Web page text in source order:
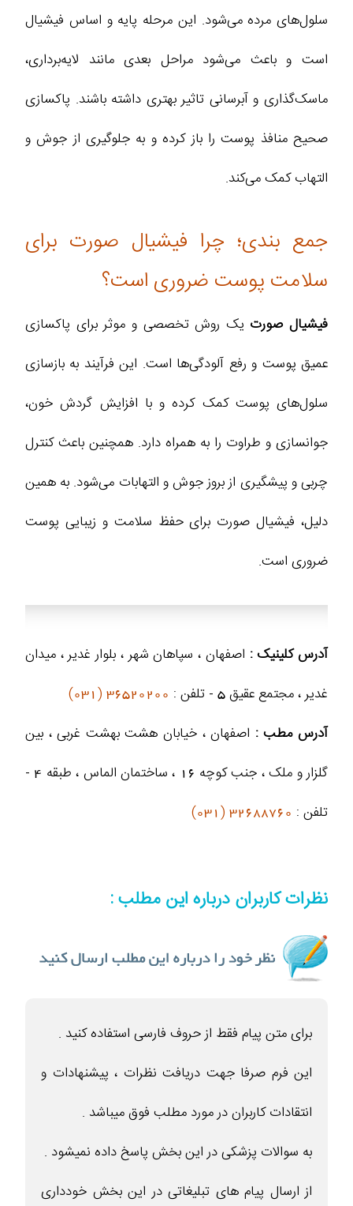
سلول‌های مرده می‌شود. این مرحله پایه و اساس فیشیال
است و باعث می‌شود مراحل بعدی مانند لایه‌برداری،
ماسک‌گذاری و آبرسانی تاثیر بهتری داشته باشند. پاکسازی
صحیح منافذ پوست را باز کرده و به جلوگیری از جوش و
التهاب کمک می‌کند.
جمع‌ بندی؛ چرا فیشیال صورت برای
سلامت پوست ضروری است؟
فیشیال صورت یک روش تخصصی و موثر برای پاکسازی
عمیق پوست و رفع آلودگی‌ها است. این فرآیند به بازسازی
سلول‌های پوست کمک کرده و با افزایش گردش خون،
جوانسازی و طراوت را به همراه دارد. همچنین باعث کنترل
چربی و پیشگیری از بروز جوش و التهابات می‌شود. به همین
دلیل، فیشیال صورت برای حفظ سلامت و زیبایی پوست
ضروری است.
آدرس کلینیک : اصفهان ، سپاهان شهر ، بلوار غدیر ، میدان
غدیر ، مجتمع عقیق 5 - تلفن :
36520200 (031)
آدرس مطب : اصفهان ، خیابان هشت بهشت غربی ، بین
گلزار و ملک ، جنب کوچه 16 ، ساختمان الماس ، طبقه 4 -
تلفن : 32688760 (031)
نظرات کاربران درباره این مطلب :
برای متن پیام فقط از حروف فارسی استفاده کنید .
این فرم صرفا جهت دریافت نظرات ، پیشنهادات و
انتقادات کاربران در مورد مطلب فوق میباشد .
به سوالات پزشکی در این بخش پاسخ داده نمیشود .
از ارسال پیام های تبلیغاتی در این بخش خودداری